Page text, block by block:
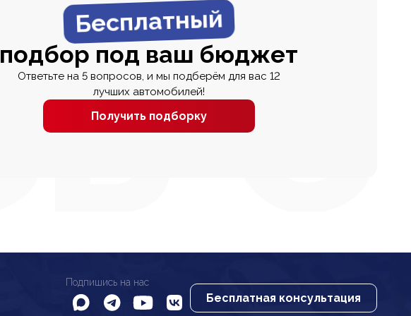
Бесплатный
подбор под ваш бюджет
Ответьте на 5 вопросов, и мы подберём для вас 12
лучших автомобилей!
Получить подборку
Подпишись на нас
Бесплатная консультация